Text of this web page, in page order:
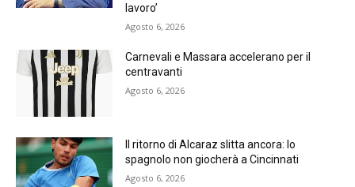
lavoro’
Agosto 6, 2026
Carnevali e Massara accelerano per il
centravanti
Agosto 6, 2026
Il ritorno di Alcaraz slitta ancora: lo
spagnolo non giocherà a Cincinnati
Agosto 6, 2026